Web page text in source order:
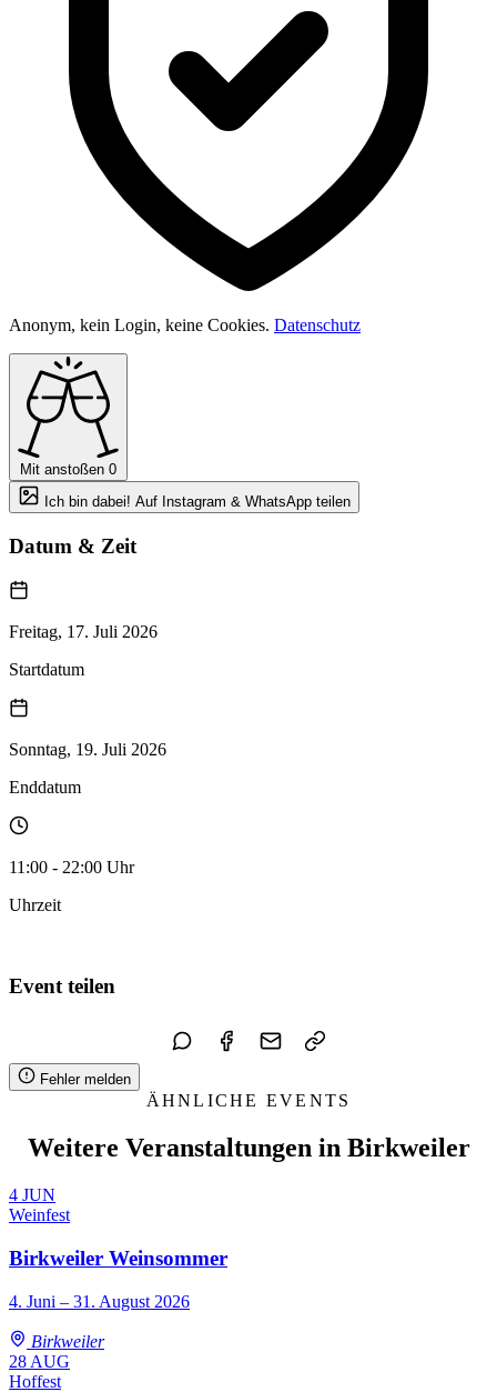
Anonym, kein Login, keine Cookies. Datenschutz
Mit anstoßen 0
Ich bin dabei! Auf Instagram & WhatsApp teilen
Datum & Zeit
Freitag, 17. Juli 2026
Startdatum
Sonntag, 19. Juli 2026
Enddatum
11:00 - 22:00 Uhr
Uhrzeit
Event teilen
Fehler melden
ÄHNLICHE EVENTS
Weitere Veranstaltungen in Birkweiler
4 JUN
Weinfest
Birkweiler Weinsommer
4. Juni – 31. August 2026
Birkweiler
28 AUG
Hoffest